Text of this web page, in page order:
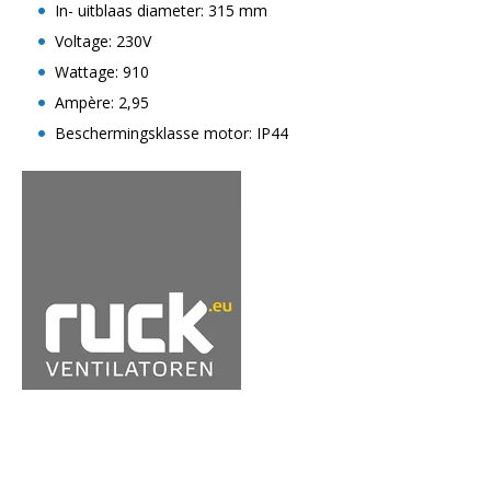
In- uitblaas diameter: 315 mm
Voltage: 230V
Wattage: 910
Ampère: 2,95
Beschermingsklasse motor: IP44